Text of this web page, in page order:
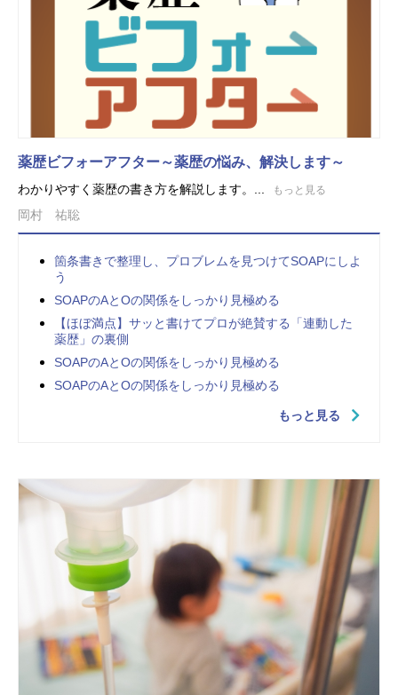
薬歴ビフォーアフター～薬歴の悩み、解決します～
わかりやすく薬歴の書き方を解説します。... もっと見る
岡村 祐聡
箇条書きで整理し、プロブレムを見つけてSOAPにしよ
う
SOAPのAとOの関係をしっかり見極める
【ほぼ満点】サッと書けてプロが絶賛する「連動した
薬歴」の裏側
SOAPのAとOの関係をしっかり見極める
SOAPのAとOの関係をしっかり見極める
もっと見る